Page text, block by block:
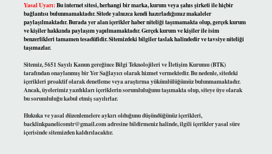
Yasal Uyarı:Bu internet sitesi, herhangi bir marka, kurum veya şahıs şirketi ile hiçbir
bağlantısı bulunmamaktadır. Sitede yalnızca kendi hazırladığımız makaleler
paylaşılmaktadır. Burada yer alan içerikler haber niteliği taşımamakta olup, gerçek kurum
ve kişiler hakkında paylaşım yapılmamaktadır. Gerçek kurum ve kişiler ile isim
benzerlikleri tamamen tesadüfidir. Sitemizdeki bilgiler taslak halindedir ve tavsiye niteliği
taşımazlar.
Sitemiz, 5651 Sayılı Kanun gereğince Bilgi Teknolojileri ve İletişim Kurumu (BTK)
tarafından onaylanmış bir Yer Sağlayıcı olarak hizmet vermektedir. Bu nedenle, sitedeki
içerikleri proaktif olarak denetleme veya araştırma yükümlülüğümüz bulunmamaktadır.
Ancak, üyelerimiz yazdıkları içeriklerin sorumluluğunu taşımakta olup, siteye üye olarak
bu sorumluluğu kabul etmiş sayılırlar.
Hukuka ve yasal düzenlemelere aykırı olduğunu düşündüğünüz içerikleri,
backlinkpanelicomtr@gmail.comadresine bildirmeniz halinde, ilgili içerikler yasal süre
içerisinde sitemizden kaldırılacaktır.